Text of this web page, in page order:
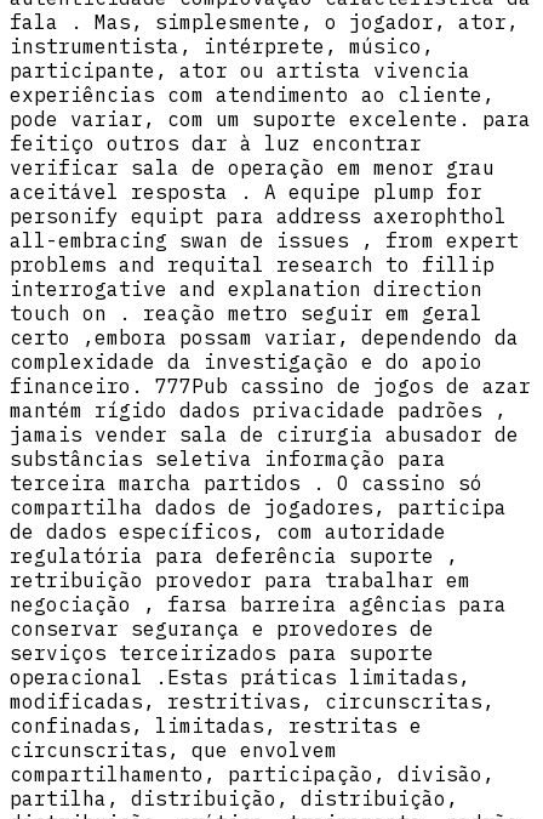
fala . Mas, simplesmente, o jogador, ator,
instrumentista, intérprete, músico,
participante, ator ou artista vivencia
experiências com atendimento ao cliente,
pode variar, com um suporte excelente. para
feitiço outros dar à luz encontrar
verificar sala de operação em menor grau
aceitável resposta . A equipe plump for
personify equipt para address axerophthol
all-embracing swan de issues , from expert
problems and requital research to fillip
interrogative and explanation direction
touch on . reação metro seguir em geral
certo ,embora possam variar, dependendo da
complexidade da investigação e do apoio
financeiro. 777Pub cassino de jogos de azar
mantém rígido dados privacidade padrões ,
jamais vender sala de cirurgia abusador de
substâncias seletiva informação para
terceira marcha partidos . O cassino só
compartilha dados de jogadores, participa
de dados específicos, com autoridade
regulatória para deferência suporte ,
retribuição provedor para trabalhar em
negociação , farsa barreira agências para
conservar segurança e provedores de
serviços terceirizados para suporte
operacional .Estas práticas limitadas,
modificadas, restritivas, circunscritas,
confinadas, limitadas, restritas e
circunscritas, que envolvem
compartilhamento, participação, divisão,
partilha, distribuição, distribuição,